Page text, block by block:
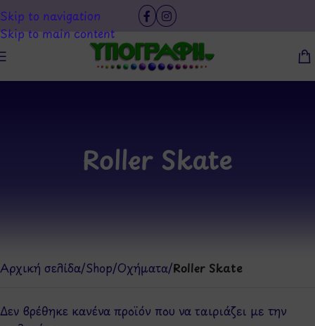
Skip to navigation
Skip to main content
Roller Skate
Αρχική σελίδα/Shop/Οχήματα/Roller Skate
Δεν βρέθηκε κανένα προϊόν που να ταιριάζει με την